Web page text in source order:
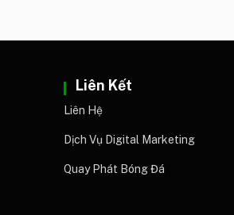
Liên Kết
Liên Hệ
Dịch Vụ Digital Marketing
Quay Phát Bóng Đá